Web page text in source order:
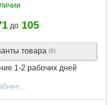
до 105
товара (6)
1-2 рабочих дней